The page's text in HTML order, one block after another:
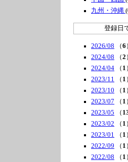
九州・沖縄 (
登録日
2026/08 （6
2024/08 （2
2024/04 （ 1
2023/11 （ 1
2023/10 （ 1
2023/07 （ 1
2023/05 （
2023/02 （ 1
2023/01 （ 1
2022/09 （ 1
2022/08 （ 1